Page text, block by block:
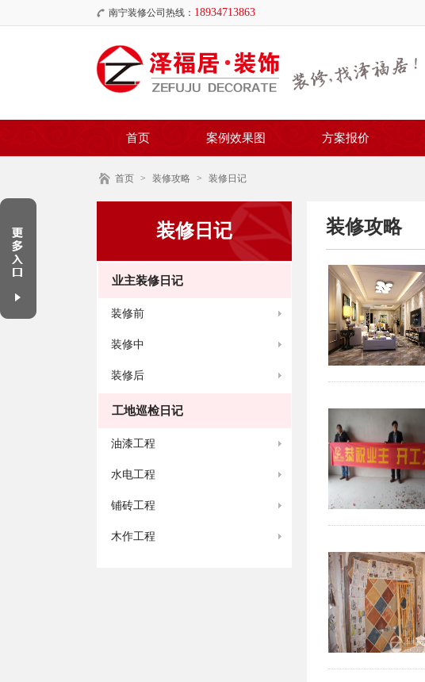
南宁装修公司热线： 18934713863
首页 案例效果图 方案报价
首页 > 装修攻略 > 装修日记
装修日记
业主装修日记
装修前
装修中
装修后
工地巡检日记
油漆工程
水电工程
铺砖工程
木作工程
装修攻略